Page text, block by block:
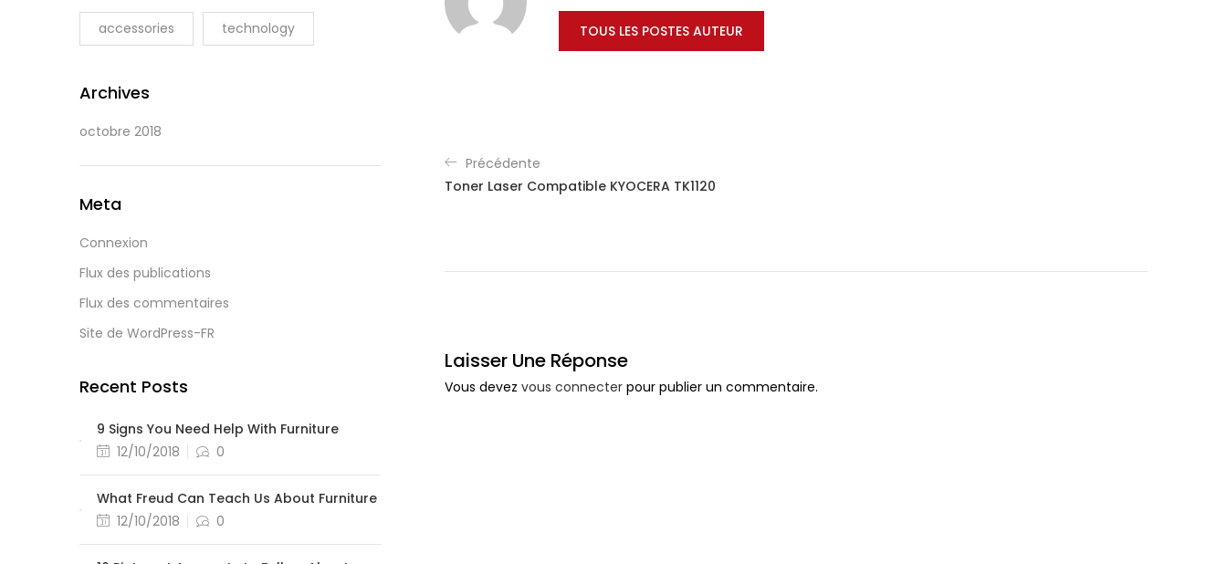
TOUS LES POSTES AUTEUR
Précédente
Toner Laser Compatible KYOCERA TK1120
Laisser Une Réponse
Vous devez vous connecter pour publier un commentaire.
accessories technology
Archives
octobre 2018
Meta
Connexion
Flux des publications
Flux des commentaires
Site de WordPress-FR
Recent Posts
9 Signs You Need Help With Furniture
12/10/2018
0
What Freud Can Teach Us About Furniture
12/10/2018
0